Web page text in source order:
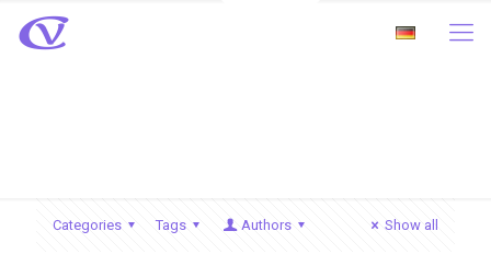
Categories Tags Authors Show all